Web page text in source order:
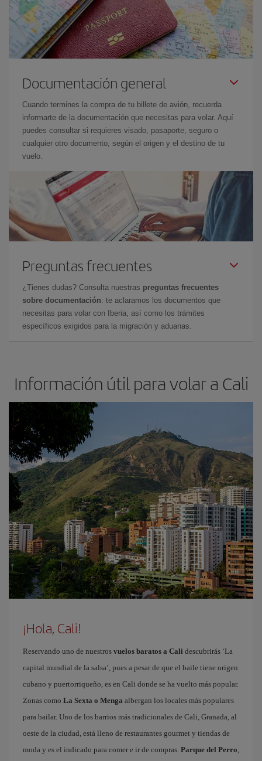
Documentación general
Cuando termines la compra de tu billete de avión, recuerda
informarte de la documentación que necesitas para volar. Aquí
puedes consultar si requieres visado, pasaporte, seguro o
cualquier otro documento, según el origen y el destino de tu
vuelo.
Preguntas frecuentes
¿Tienes dudas? Consulta nuestras preguntas frecuentes
sobre documentación: te aclaramos los documentos que
necesitas para volar con Iberia, así como los trámites
específicos exigidos para la migración y aduanas.
Información útil para volar a Cali
¡Hola, Cali!
Reservando uno de nuestros vuelos baratos a Cali descubrirás ‘La
capital mundial de la salsa’, pues a pesar de que el baile tiene origen
cubano y puertorriqueño, es en Cali donde se ha vuelto más popular.
Zonas como La Sexta o Menga albergan los locales más populares
para bailar. Uno de los barrios más tradicionales de Cali, Granada, al
oeste de la ciudad, está lleno de restaurantes gourmet y tiendas de
moda y es el indicado para comer e ir de compras. Parque del Perro,